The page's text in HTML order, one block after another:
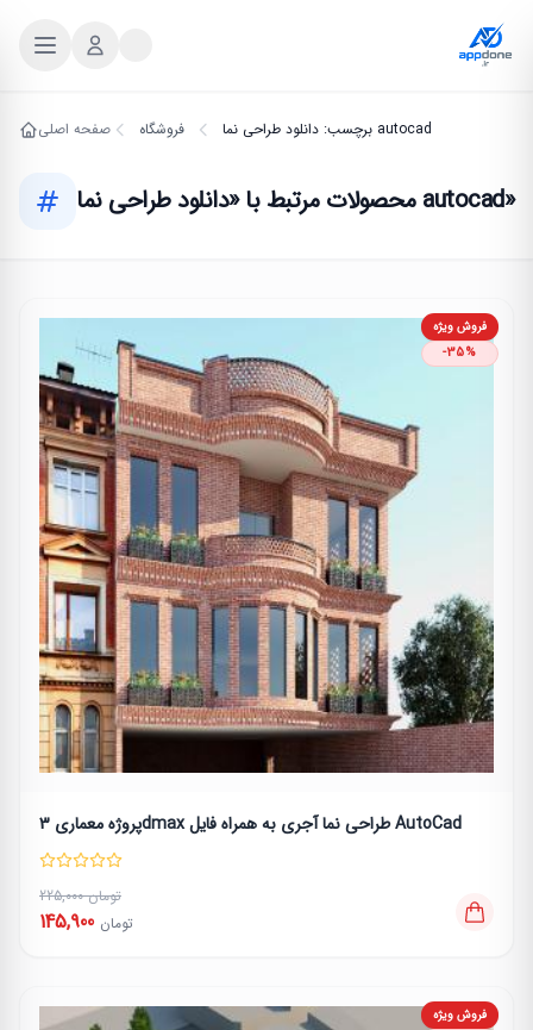
صفحه اصلی فروشگاه برچسب: دانلود طراحی نما autocad
محصولات مرتبط با «دانلود طراحی نما autocad»
فروش ویژه
-35%
پروژه معماری 3dmax طراحی نما آجری به همراه فایل AutoCad
225,000 تومان
145,900 تومان
فروش ویژه